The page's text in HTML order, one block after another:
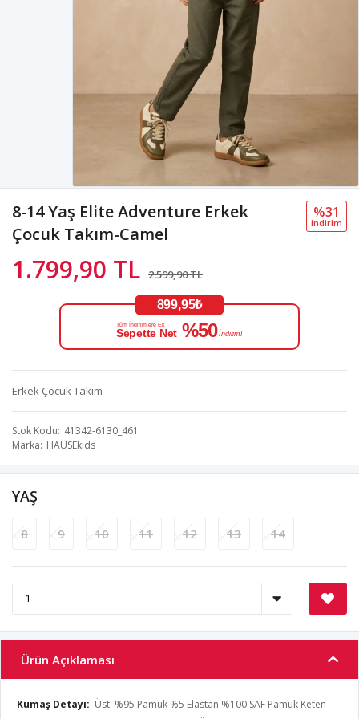
8-14 Yaş Elite Adventure Erkek
Çocuk Takım-Camel
1.799,90 TL 2.599,90 TL
%31
i̇ndi̇ri̇m
899,95₺
Tüm İndirimlere Ek
Sepette Net %50 İndirim!
Erkek Çocuk Takım
Stok Kodu 41342-6130_461
Marka HAUSEkids
YAŞ
8 9 10 11 12 13 14
Ürün Açıklaması
Kumaş Detayı: Üst: %95 Pamuk %5 Elastan %100 SAF Pamuk Keten